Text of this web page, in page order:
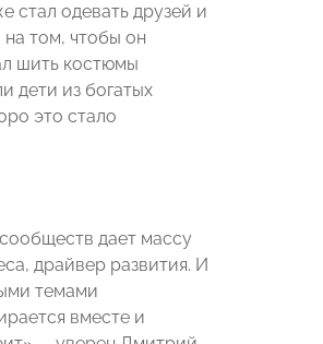
стал одевать друзей и
том, чтобы он
шить костюмы
дети из богатых
это стало
дает массу
драйвер развития. И
темами
вместе и